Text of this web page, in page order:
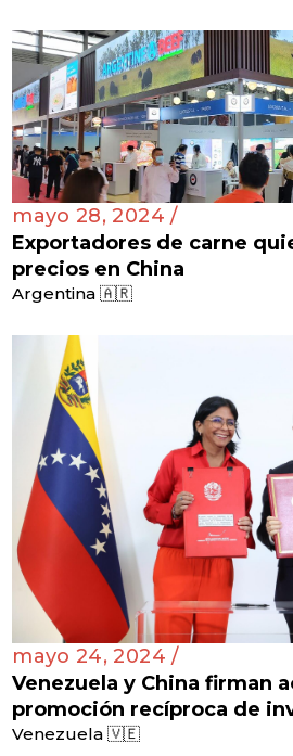
mayo 28, 2024 /
Exportadores de carne
precios en China
Argentina 🇦🇷
mayo 24, 2024 /
Venezuela y China firman
promoción recíproca de
Venezuela 🇻🇪